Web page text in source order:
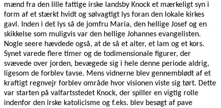
mænd fra den lille fattige irske landsby Knock et mærkeligt syn i
form af et stærkt hvidt og sølvagtigt lys foran den lokale kirkes
gavl. Inden i det lys så de jomfru Maria, den hellige Josef og en
skikkelse som muligvis var den hellige Johannes evangelisten.
Nogle seere hævdede også, at de så et alter, et lam og et kors.
Synet varede flere timer og de todimensionale figurer, der
svævede over jorden, bevægede sig i hele denne periode aldrig,
ligesom de forblev tavse. Mens vidnerne blev gennemblødt af et
kraftigt regnvejr forblev område hvor visionen viste sig tørt. Dette
var starten på valfartsstedet Knock, der spiller en vigtig rolle
indenfor den irske katolicisme og f.eks. blev besøgt af pave